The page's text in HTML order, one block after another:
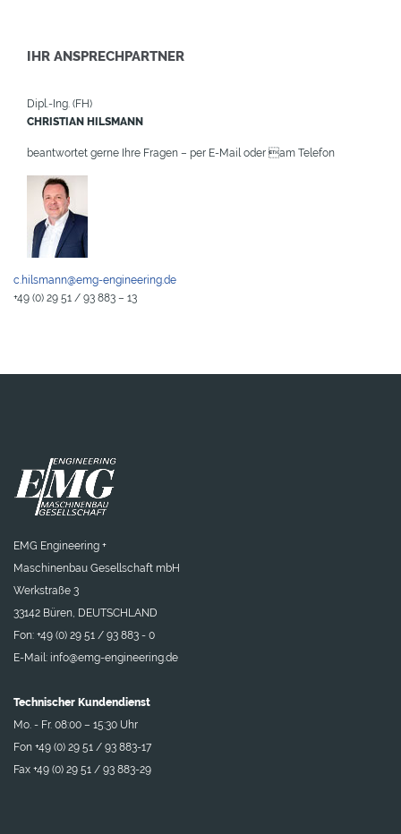
IHR ANSPRECHPARTNER
Dipl.-Ing. (FH)
CHRISTIAN HILSMANN
beantwortet gerne Ihre Fragen – per E-Mail oder am Telefon
c.hilsmann@emg-engineering.de
+49 (0) 29 51 / 93 883 – 13
EMG Engineering +
Maschinenbau Gesellschaft mbH
Werkstraße 3
33142 Büren, DEUTSCHLAND
Fon: +49 (0) 29 51 / 93 883 - 0
E-Mail: info@emg-engineering.de
Technischer Kundendienst
Mo. - Fr. 08:00 – 15:30 Uhr
Fon +49 (0) 29 51 / 93 883-17
Fax +49 (0) 29 51 / 93 883-29